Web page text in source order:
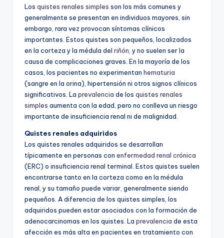
Los quistes renales simples son los más comunes y
generalmente se presentan en individuos mayores, sin
embargo, rara vez provocan síntomas clínicos
importantes. Estos quistes son pequeños, localizados
en la corteza y la médula del riñón , y no suelen ser la
causa de complicaciones graves. En la mayoría de los
casos, los pacientes no experimentan hematuria
(sangre en la orina), hipertensión ni otros signos clínicos
significativos. La prevalencia de los quistes renales
simples aumenta con la edad, pero no conlleva un riesgo
importante de insuficiencia renal ni de malignidad.
Quistes renales adquiridos
Los quistes renales adquiridos se desarrollan
típicamente en personas con enfermedad renal crónica
(ERC) o insuficiencia renal terminal. Estos quistes suelen
encontrarse tanto en la corteza como en la médula
renal, y su tamaño puede variar, generalmente siendo
pequeños. A diferencia de los quistes simples, los
adquiridos pueden estar asociados con la formación de
adenocarcinomas en los quistes. La prevalencia de esta
afección es más alta en pacientes en tratamiento con